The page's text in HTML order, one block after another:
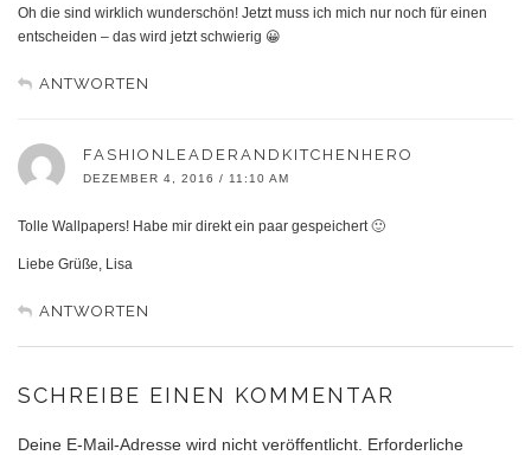
Oh die sind wirklich wunderschön! Jetzt muss ich mich nur noch für einen
entscheiden – das wird jetzt schwierig 😀
ANTWORTEN
FASHIONLEADERANDKITCHENHERO
DEZEMBER 4, 2016 / 11:10 AM
Tolle Wallpapers! Habe mir direkt ein paar gespeichert 🙂
Liebe Grüße, Lisa
ANTWORTEN
SCHREIBE EINEN KOMMENTAR
Deine E-Mail-Adresse wird nicht veröffentlicht. Erforderliche